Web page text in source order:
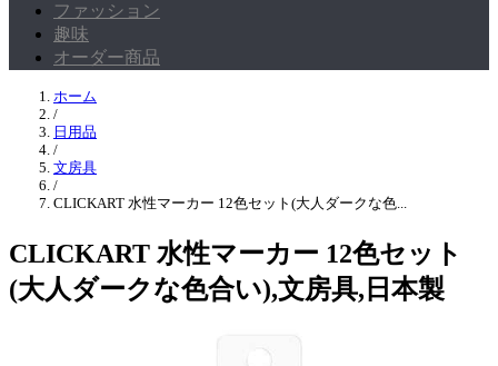
ファッション
趣味
オーダー商品
ホーム
/
日用品
/
文房具
/
CLICKART 水性マーカー 12色セット(大人ダークな色...
CLICKART 水性マーカー 12色セット
(大人ダークな色合い),文房具,日本製